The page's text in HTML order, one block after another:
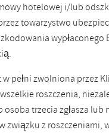
hotelowej i/lub
towarzystwo
wypłaconego
pełni zwolniona przez
roszczenia,
trzecia zgłasza lub
związku z roszczeniami,